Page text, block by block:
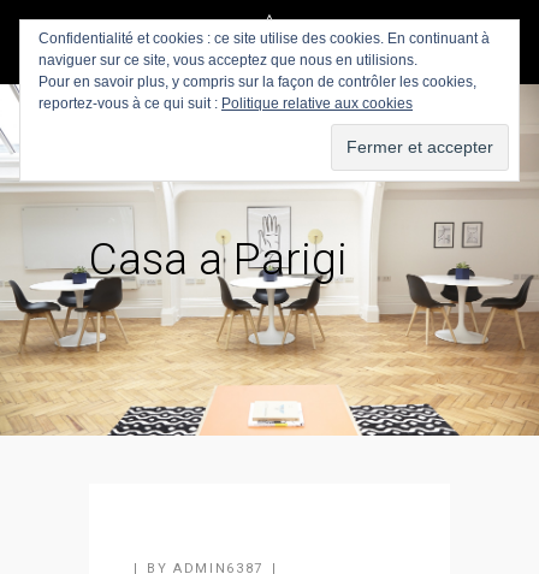
Casa a Parigi
BY ADMIN6387
Confidentialité et cookies : ce site utilise des cookies. En continuant à
naviguer sur ce site, vous acceptez que nous en utilisions.
Pour en savoir plus, y compris sur la façon de contrôler les cookies,
reportez-vous à ce qui suit : Politique relative aux cookies